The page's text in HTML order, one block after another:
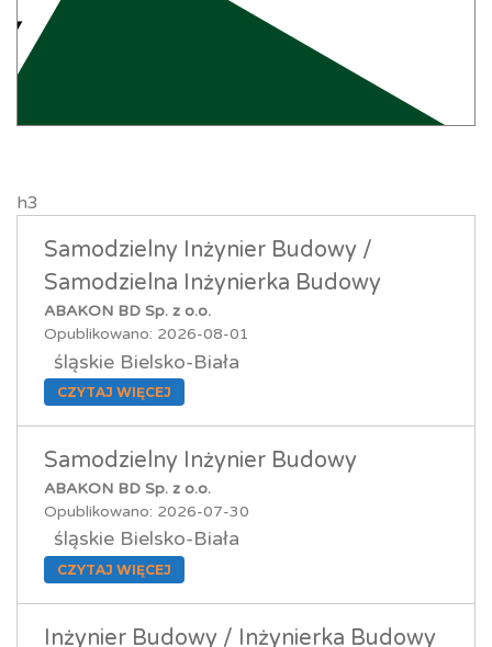
h3
Samodzielny Inżynier Budowy /
Samodzielna Inżynierka Budowy
ABAKON BD Sp. z o.o.
Opublikowano: 2026-08-01
śląskie Bielsko-Biała
CZYTAJ WIĘCEJ
Samodzielny Inżynier Budowy
ABAKON BD Sp. z o.o.
Opublikowano: 2026-07-30
śląskie Bielsko-Biała
CZYTAJ WIĘCEJ
Inżynier Budowy / Inżynierka Budowy